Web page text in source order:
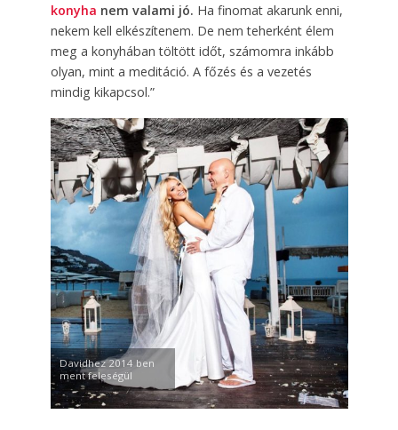
konyha nem valami jó. Ha finomat akarunk enni,
nekem kell elkészítenem. De nem teherként élem
meg a konyhában töltött időt, számomra inkább
olyan, mint a meditáció. A főzés és a vezetés
mindig kikapcsol.”
Davidhez 2014 ben
ment feleségül